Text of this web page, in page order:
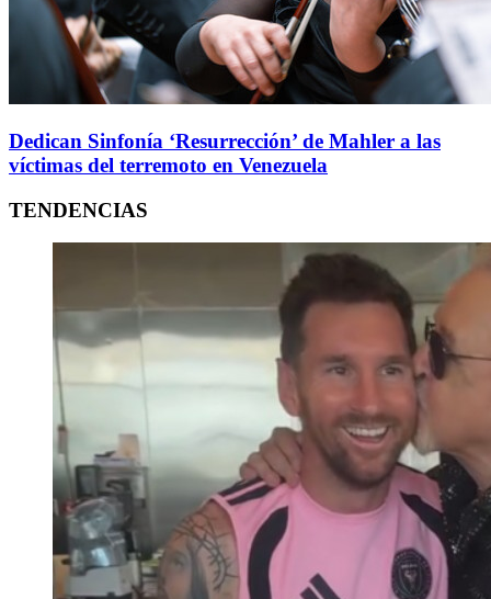
Dedican Sinfonía ‘Resurrección’ de Mahler a las
víctimas del terremoto en Venezuela
TENDENCIAS